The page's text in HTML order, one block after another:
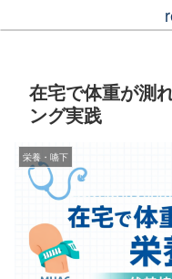
在宅で体重が測
ング実践
栄養・嚥下